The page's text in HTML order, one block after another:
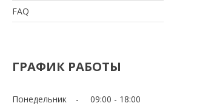
FAQ
ГРАФИК РАБОТЫ
Понедельник 09:00
18:00